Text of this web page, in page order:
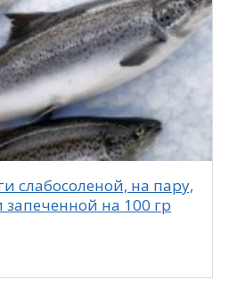
слабосоленой, на пару,
запеченной на 100 гр